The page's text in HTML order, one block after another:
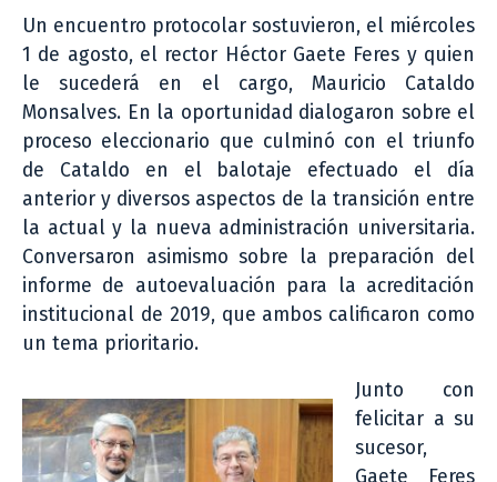
Un encuentro protocolar sostuvieron, el miércoles
1 de agosto, el rector Héctor Gaete Feres y quien
le sucederá en el cargo, Mauricio Cataldo
Monsalves. En la oportunidad dialogaron sobre el
proceso eleccionario que culminó con el triunfo
de Cataldo en el balotaje efectuado el día
anterior y diversos aspectos de la transición entre
la actual y la nueva administración universitaria.
Conversaron asimismo sobre la preparación del
informe de autoevaluación para la acreditación
institucional de 2019, que ambos calificaron como
un tema prioritario.
Junto con
felicitar a su
sucesor,
Gaete Feres